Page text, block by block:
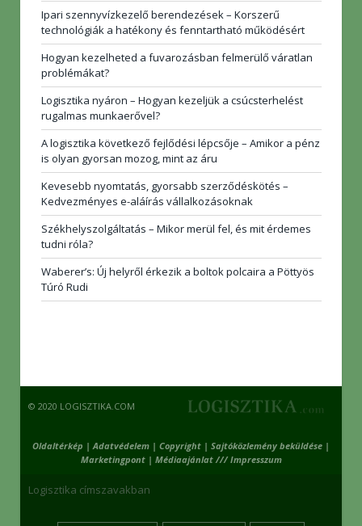
Ipari szennyvízkezelő berendezések – Korszerű
technológiák a hatékony és fenntartható működésért
Hogyan kezelheted a fuvarozásban felmerülő váratlan
problémákat?
Logisztika nyáron – Hogyan kezeljük a csúcsterhelést
rugalmas munkaerővel?
A logisztika következő fejlődési lépcsője – Amikor a pénz
is olyan gyorsan mozog, mint az áru
Kevesebb nyomtatás, gyorsabb szerződéskötés –
Kedvezményes e-aláírás vállalkozásoknak
Székhelyszolgáltatás – Mikor merül fel, és mit érdemes
tudni róla?
Waberer’s: Új helyről érkezik a boltok polcaira a Pöttyös
Túró Rudi
© 2020 LOGISZTIKA.COM
Oldaltérkép |Adatvédelem | Copyright | Sajtóközlemény beküldése |
Marketingpont| Médiaajánlat /// Impresszum
Logisztika címszavakban